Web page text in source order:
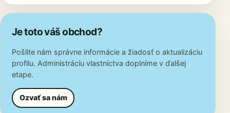
Je toto váš obchod?
Pošlite nám správne informácie a žiadosť o aktualizáciu
profilu. Administráciu vlastníctva doplníme v ďalšej
etape.
Ozvať sa nám